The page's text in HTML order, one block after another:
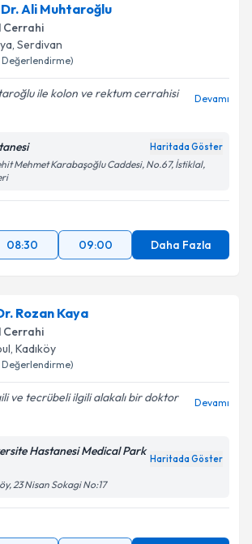
Ali Muhtaroğlu
Cerrahi
, Serdivan
Değerlendirme)
ile kolon ve rektum cerrahisi
Devamı
Haritada Göster
Mehmet Karabaşoğlu Caddesi, No.67, İstiklal,
08:30 09:00 Daha Fazla
Rozan Kaya
Cerrahi
, Kadıköy
Değerlendirme)
ve tecrübeli ilgili alakalı bir doktor
Devamı
Hastanesi Medical Park
Haritada Göster
23 Nisan Sokagi No:17